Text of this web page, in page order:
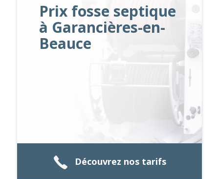
Prix fosse septique
à Garancières-en-
Beauce
Découvrez nos tarifs